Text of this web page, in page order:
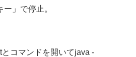
」で停止。
コマンドを開いてjava -